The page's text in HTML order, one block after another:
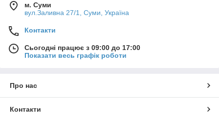
м. Суми
вул.Заливна 27/1, Суми, Україна
Контакти
Сьогодні працює з 09:00 до 17:00
Показати весь графік роботи
Про нас
Контакти